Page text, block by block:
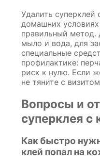
Удалить суперклей
домашних
правильный метод.
мыло и вода, для
специальные
профилактике:
риск к нулю. Если
не тяните с
Вопросы и
суперклея с
Как быстро
клей попал на